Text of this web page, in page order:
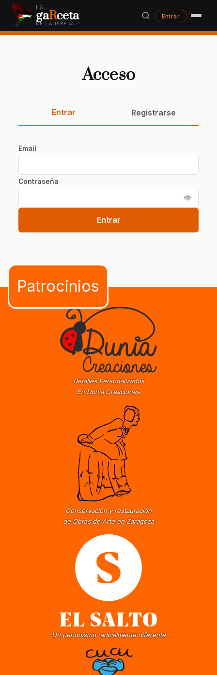
LA
gaRceta
DE LA RIBERA
Entrar
Acceso
Entrar Registrarse
Email
Contraseña
👁
Entrar
Detalles Personalizados
En Dunia Creaciones
Conservación y restauración
de Obras de Arte en Zaragoza
Un periodismo radicalmente diferente